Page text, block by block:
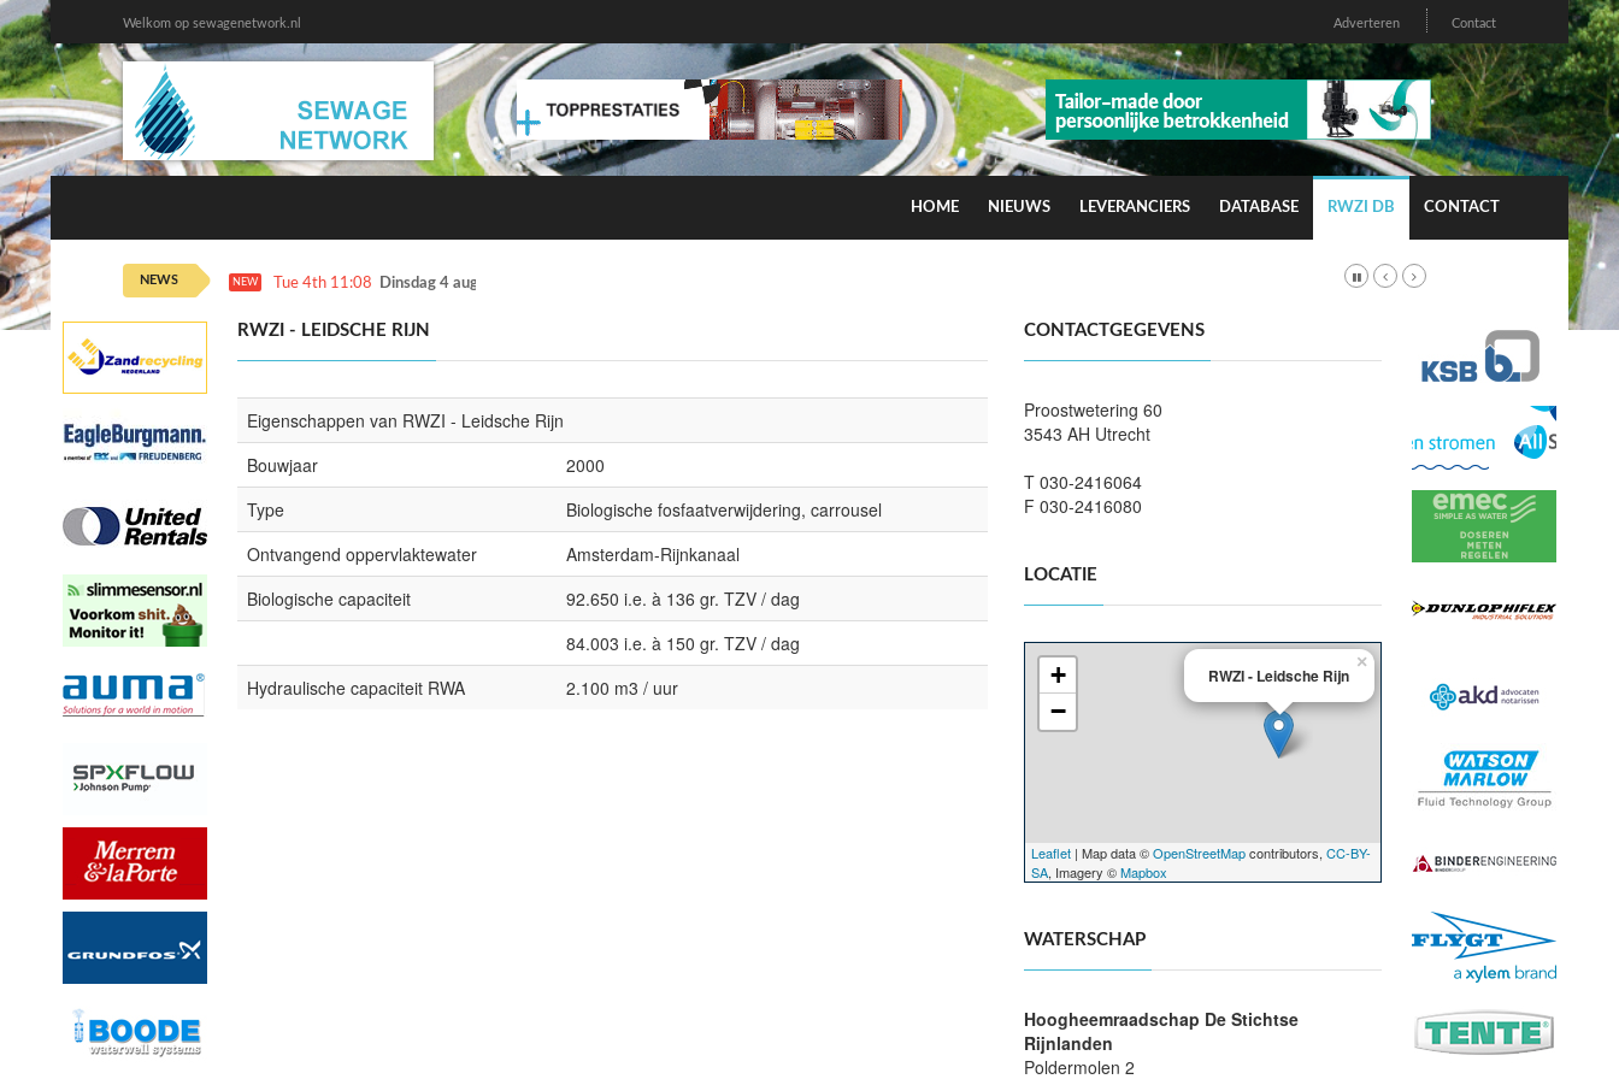
Welkom op sewagenetwork.nl Adverteren Contact
HOME NIEUWS LEVERANCIERS DATABASE RWZI DB CONTACT
NEWS NEW Tue 4th 11:08 Dinsdag 4 augustus kans op smog door ozon
RWZI - LEIDSCHE RIJN
Eigenschappen van RWZI - Leidsche Rijn
Bouwjaar
2000
Type
Biologische fosfaatverwijdering, carrousel
Ontvangend oppervlaktewater
Amsterdam-Rijnkanaal
Biologische capaciteit
92.650 i.e. à 136 gr. TZV / dag
84.003 i.e. à 150 gr. TZV / dag
Hydraulische capaciteit RWA
2.100 m3 / uur
CONTACTGEGEVENS
Proostwetering 60
3543 AH Utrecht
T 030-2416064
F 030-2416080
LOCATIE
RWZI - Leidsche Rijn
×
+
−
Leaflet | Map data ©OpenStreetMapcontributors,CC-BY-
SA, Imagery ©Mapbox
WATERSCHAP
Hoogheemraadschap De Stichtse
Rijnlanden
Poldermolen 2